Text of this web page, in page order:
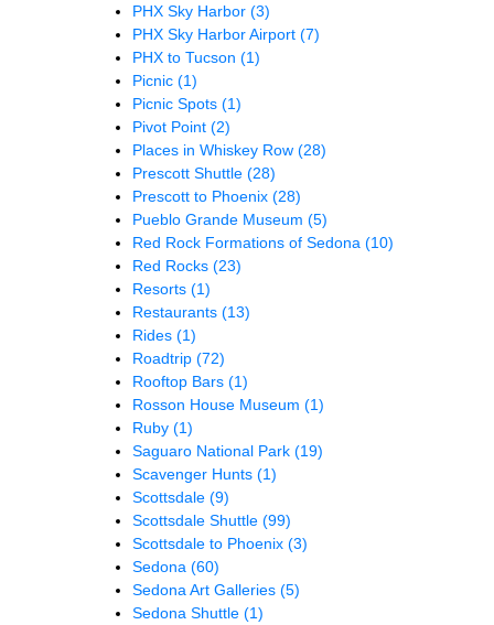
PHX Sky Harbor (3)
PHX Sky Harbor Airport (7)
PHX to Tucson (1)
Picnic (1)
Picnic Spots (1)
Pivot Point (2)
Places in Whiskey Row (28)
Prescott Shuttle (28)
Prescott to Phoenix (28)
Pueblo Grande Museum (5)
Red Rock Formations of Sedona (10)
Red Rocks (23)
Resorts (1)
Restaurants (13)
Rides (1)
Roadtrip (72)
Rooftop Bars (1)
Rosson House Museum (1)
Ruby (1)
Saguaro National Park (19)
Scavenger Hunts (1)
Scottsdale (9)
Scottsdale Shuttle (99)
Scottsdale to Phoenix (3)
Sedona (60)
Sedona Art Galleries (5)
Sedona Shuttle (1)